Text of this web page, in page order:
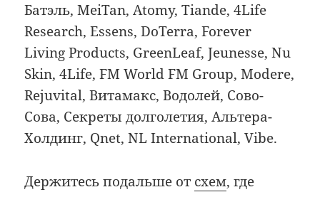
Батэль, MeiTan, Atomy, Tiande, 4Life
Research, Essens, DoTerra, Forever
Living Products, GreenLeaf, Jeunesse, Nu
Skin, 4Life, FM World FM Group, Modere,
Rejuvital, Витамакс, Водолей, Сово-
Сова, Секреты долголетия, Альтера-
Холдинг, Qnet, NL International, Vibe.
Держитесь подальше от схем, где